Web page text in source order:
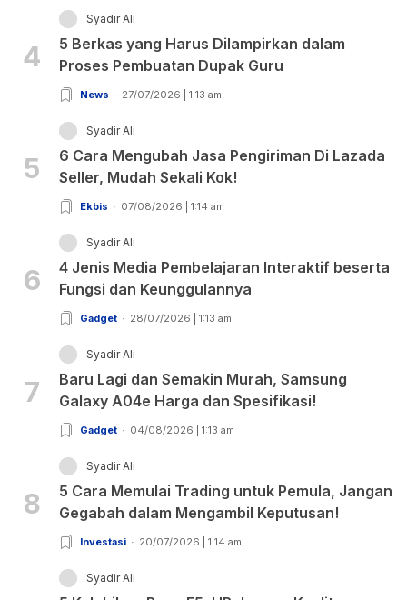
4
Syadir Ali
5 Berkas yang Harus Dilampirkan dalam
Proses Pembuatan Dupak Guru
News 27/07/2026 | 1:13 am
5
Syadir Ali
6 Cara Mengubah Jasa Pengiriman Di Lazada
Seller, Mudah Sekali Kok!
Ekbis 07/08/2026 | 1:14 am
6
Syadir Ali
4 Jenis Media Pembelajaran Interaktif beserta
Fungsi dan Keunggulannya
Gadget 28/07/2026 | 1:13 am
7
Syadir Ali
Baru Lagi dan Semakin Murah, Samsung
Galaxy A04e Harga dan Spesifikasi!
Gadget 04/08/2026 | 1:13 am
8
Syadir Ali
5 Cara Memulai Trading untuk Pemula, Jangan
Gegabah dalam Mengambil Keputusan!
Investasi 20/07/2026 | 1:14 am
Syadir Ali